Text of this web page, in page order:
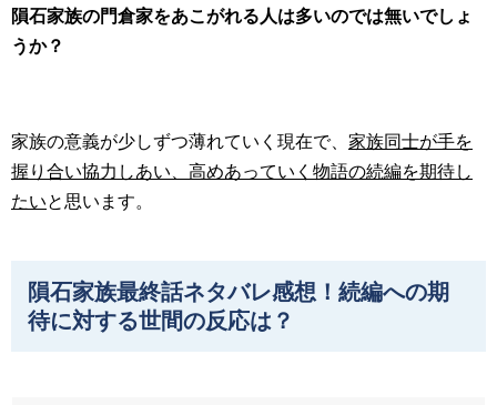
隕石家族の門倉家をあこがれる人は多いのでは無いでしょ
うか？
家族の意義が少しずつ薄れていく現在で、 家族同士が手を
握り合い協力しあい、高めあっていく物語の続編を期待し
たいと思います。
隕石家族最終話ネタバレ感想！続編への期
待に対する世間の反応は？